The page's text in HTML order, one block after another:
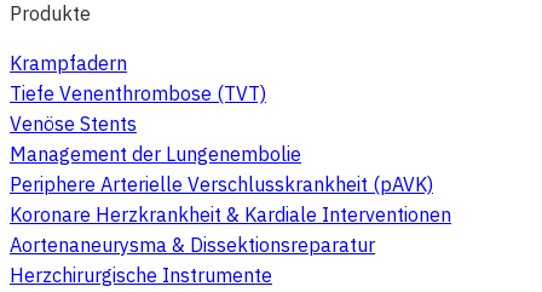
Produkte
Krampfadern
Tiefe Venenthrombose (TVT)
Venöse Stents
Management der Lungenembolie
Periphere Arterielle Verschlusskrankheit (pAVK)
Koronare Herzkrankheit & Kardiale Interventionen
Aortenaneurysma & Dissektionsreparatur
Herzchirurgische Instrumente